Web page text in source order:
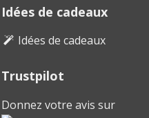
Idées de cadeaux
Idées de cadeaux
Trustpilot
Donnez votre avis sur